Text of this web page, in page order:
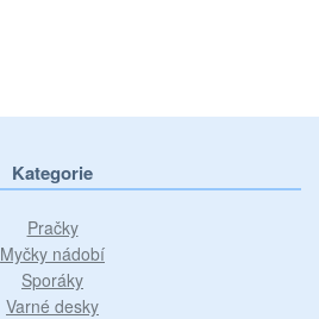
Kategorie
Pračky
Myčky nádobí
Sporáky
Varné desky